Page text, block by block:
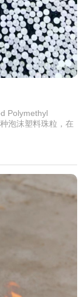
Polymethyl
泡沫塑料珠粒，在